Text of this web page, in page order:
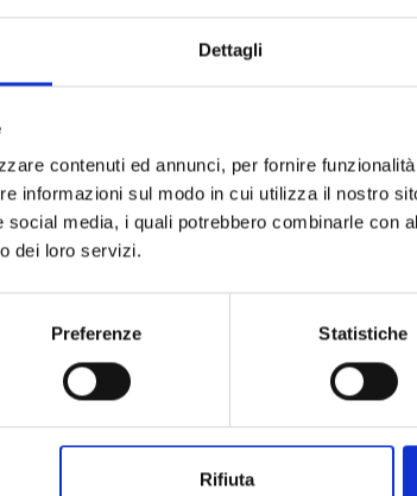
Dettagli
contenuti ed annunci, per fornire
informazioni sul modo in cui utilizza il nostro
social media, i quali potrebbero combinarle con
dei loro servizi.
Preferenze Statistiche
Rifiuta
ragazze portatrici